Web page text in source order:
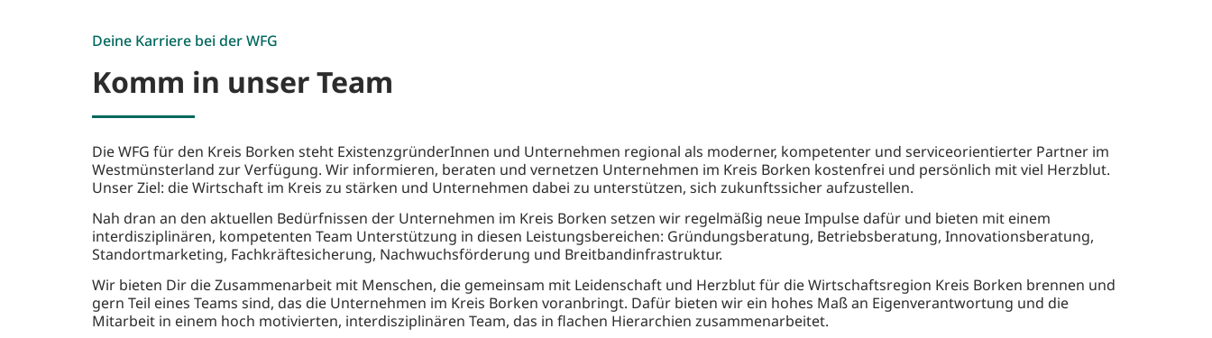
Deine Karriere bei der WFG
Komm in unser Team
Die WFG für den Kreis Borken steht ExistenzgründerInnen und Unternehmen regional als moderner, kompetenter und serviceorientierter Partner im
Westmünsterland zur Verfügung. Wir informieren, beraten und vernetzen Unternehmen im Kreis Borken kostenfrei und persönlich mit viel Herzblut.
Unser Ziel: die Wirtschaft im Kreis zu stärken und Unternehmen dabei zu unterstützen, sich zukunftssicher aufzustellen.
Nah dran an den aktuellen Bedürfnissen der Unternehmen im Kreis Borken setzen wir regelmäßig neue Impulse dafür und bieten mit einem
interdisziplinären, kompetenten Team Unterstützung in diesen Leistungsbereichen: Gründungsberatung, Betriebsberatung, Innovationsberatung,
Standortmarketing, Fachkräftesicherung, Nachwuchsförderung und Breitbandinfrastruktur.
Wir bieten Dir die Zusammenarbeit mit Menschen, die gemeinsam mit Leidenschaft und Herzblut für die Wirtschaftsregion Kreis Borken brennen und
gern Teil eines Teams sind, das die Unternehmen im Kreis Borken voranbringt. Dafür bieten wir ein hohes Maß an Eigenverantwortung und die
Mitarbeit in einem hoch motivierten, interdisziplinären Team, das in flachen Hierarchien zusammenarbeitet.